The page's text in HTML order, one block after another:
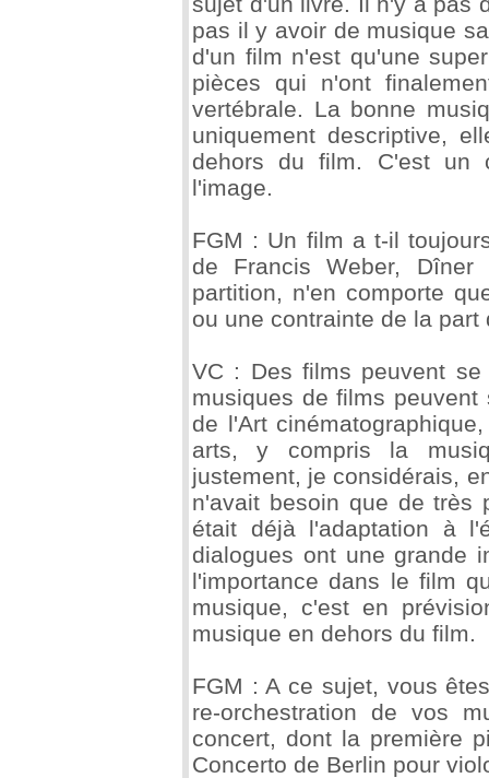
pas il y avoir de musique
d'un film n'est qu'une
pièces qui n'ont
vertébrale. La bonne
uniquement descriptive,
dehors du film. C'est un
l'image.
FGM : Un film a t-il
de Francis Weber,
partition, n'en comporte
ou une contrainte de la part
VC : Des films peuvent
musiques de films
de l'Art
arts, y compris la
justement, je considérais,
n'avait besoin que de très
était déjà l'adaptation à
dialogues ont une grande
l'importance dans le film
musique, c'est en
musique en dehors du film.
FGM : A ce sujet, vous
re-orchestration de vos
concert, dont la première
Concerto de Berlin pour